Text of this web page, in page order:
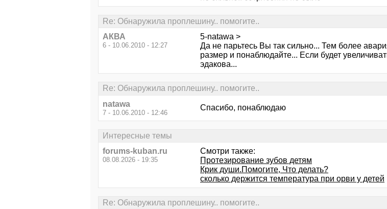
Re: Обнаружила проплешину.. помогите..
АКВА
6 - 10.06.2010 - 12:27
5-natawa >
Да не парьтесь Вы так сильно... Тем более
размер и понаблюдайте... Если будет
эдакова...
Re: Обнаружила проплешину.. помогите..
natawa
7 - 10.06.2010 - 12:46
Спасибо, понаблюдаю
Интересные темы
forums-kuban.ru
08.08.2026 - 19:35
Смотри также:
Протезирование зубов детям
Крик души.Помогите, Что делать?
сколько держится температура при орви у детей
Re: Обнаружила проплешину.. помогите..